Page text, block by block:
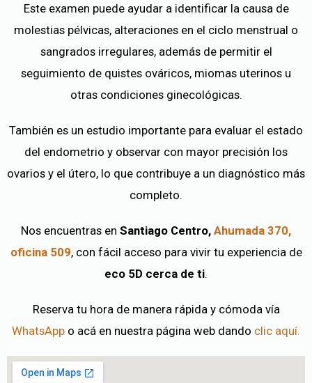
Este examen puede ayudar a identificar la causa de
molestias pélvicas, alteraciones en el ciclo menstrual o
sangrados irregulares, además de permitir el
seguimiento de quistes ováricos, miomas uterinos u
otras condiciones ginecológicas.
También es un estudio importante para evaluar el estado
del endometrio y observar con mayor precisión los
ovarios y el útero, lo que contribuye a un diagnóstico más
completo.
Nos encuentras en Santiago Centro, Ahumada 370,
oficina 509, con fácil acceso para vivir tu experiencia de
eco 5D cerca de ti.
Reserva tu hora de manera rápida y cómoda vía
WhatsApp o acá en nuestra página web dando clic aquí.